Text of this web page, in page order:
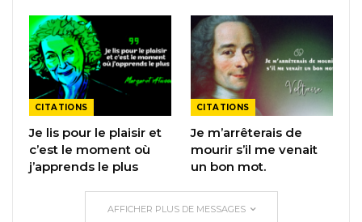
CITATIONS
Je lis pour le plaisir et
c’est le moment où
j’apprends le plus
CITATIONS
Je m’arrêterais de
mourir s’il me venait
un bon mot.
AFFICHER PLUS DE MESSAGES